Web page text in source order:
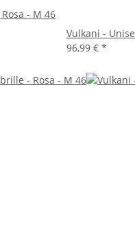
- M 46
Vulkani -
96,99 € *